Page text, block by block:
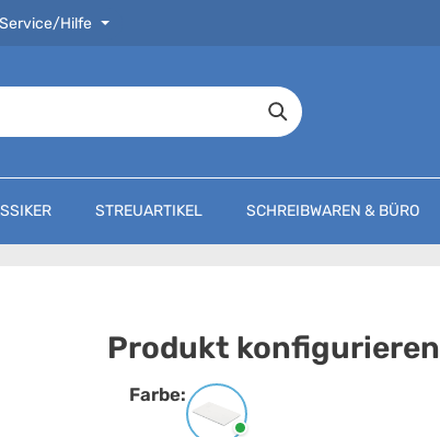
Service/Hilfe
STREUARTIKEL SCHREIBWAREN & BÜRO
Produkt konfigurieren
Farbe:Farbe
Weiss